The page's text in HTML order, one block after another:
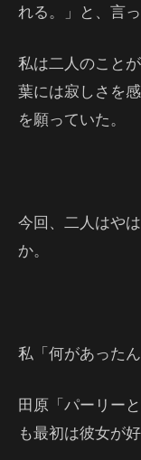
れる。」と、言っ
私は二人のこと
葉には寂しさを
を願っていた。
今回、二人はや
か。
私「何があったん
田原「パーリー
も最初は彼女が